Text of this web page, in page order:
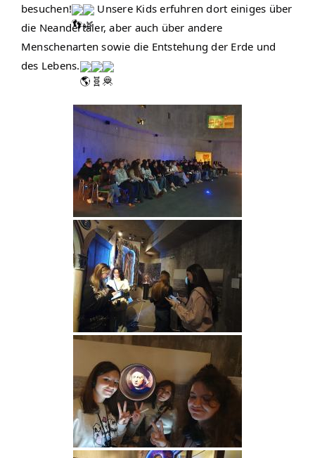
besuchen!
Unsere Kids erfuhren dort einiges über
die Neandertaler, aber auch über andere
Menschenarten sowie die Entstehung der Erde und
des Lebens.